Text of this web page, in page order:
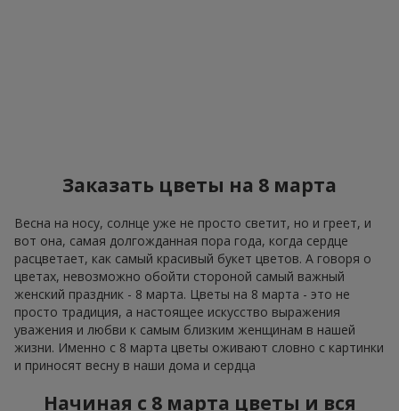
Заказать цветы на 8 марта
Весна на носу, солнце уже не просто светит, но и греет, и
вот она, самая долгожданная пора года, когда сердце
расцветает, как самый красивый букет цветов. А говоря о
цветах, невозможно обойти стороной самый важный
женский праздник - 8 марта. Цветы на 8 марта - это не
просто традиция, а настоящее искусство выражения
уважения и любви к самым близким женщинам в нашей
жизни. Именно с 8 марта цветы оживают словно с картинки
и приносят весну в наши дома и сердца
Начиная с 8 марта цветы и вся